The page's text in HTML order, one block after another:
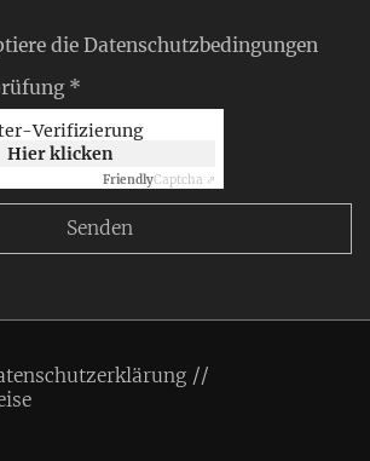
die Datenschutzbedingungen
*
Verifizierung
Hier klicken
FriendlyCaptcha ⇗